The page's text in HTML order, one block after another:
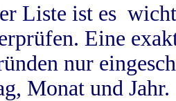
Liste ist es
Eine
nur
Monat und Jahr.